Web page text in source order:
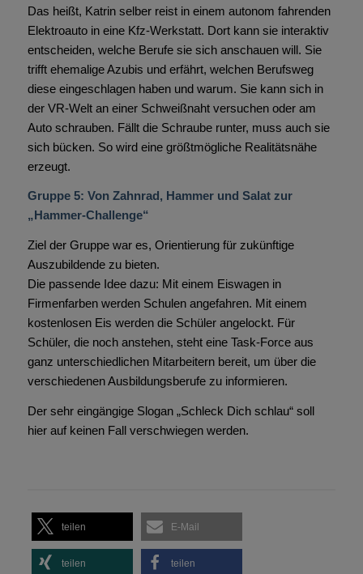
Das heißt, Katrin selber reist in einem autonom fahrenden
Elektroauto in eine Kfz-Werkstatt. Dort kann sie interaktiv
entscheiden, welche Berufe sie sich anschauen will. Sie
trifft ehemalige Azubis und erfährt, welchen Berufsweg
diese eingeschlagen haben und warum. Sie kann sich in
der VR-Welt an einer Schweißnaht versuchen oder am
Auto schrauben. Fällt die Schraube runter, muss auch sie
sich bücken. So wird eine größtmögliche Realitätsnähe
erzeugt.
Gruppe 5: Von Zahnrad, Hammer und Salat zur
„Hammer-Challenge“
Ziel der Gruppe war es, Orientierung für zukünftige
Auszubildende zu bieten.
Die passende Idee dazu: Mit einem Eiswagen in
Firmenfarben werden Schulen angefahren. Mit einem
kostenlosen Eis werden die Schüler angelockt. Für
Schüler, die noch anstehen, steht eine Task-Force aus
ganz unterschiedlichen Mitarbeitern bereit, um über die
verschiedenen Ausbildungsberufe zu informieren.
Der sehr eingängige Slogan „Schleck Dich schlau“ soll
hier auf keinen Fall verschwiegen werden.
teilen E-Mail
teilen teilen